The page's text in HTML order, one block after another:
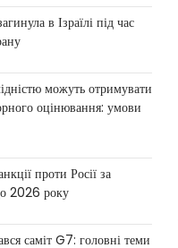
долучитися до
систем протидії
дронам на Близькому
верховним лідером…
заявив про
України
Близький
в Ізраїлі під час
можуть отримувати
оцінювання: умови
проти Росії за
2026 року
саміт G7: головні теми